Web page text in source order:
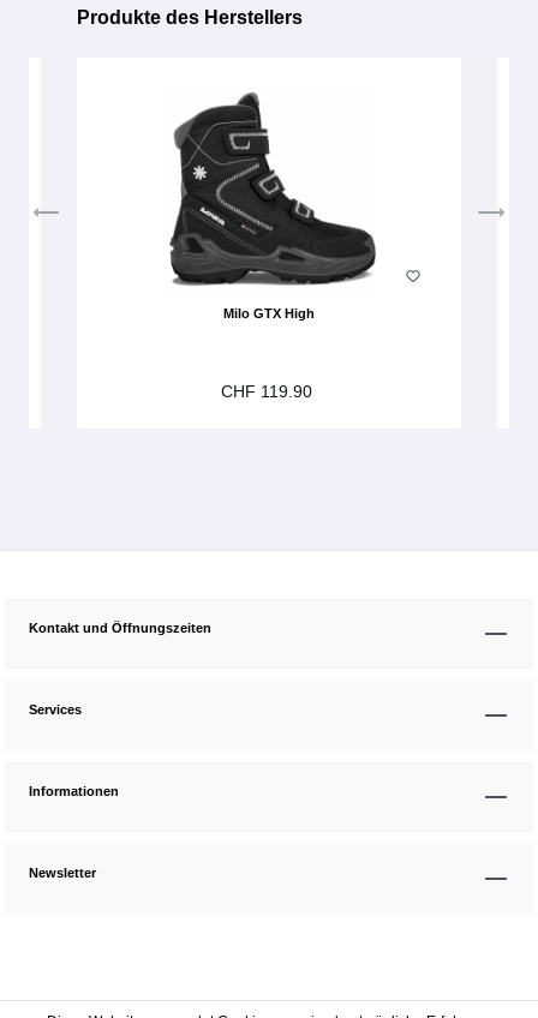
Produktgalerie überspringen
Produkte des Herstellers
Milo GTX High
CHF 119.90
Kontakt und Öffnungszeiten
Services
Informationen
Newsletter